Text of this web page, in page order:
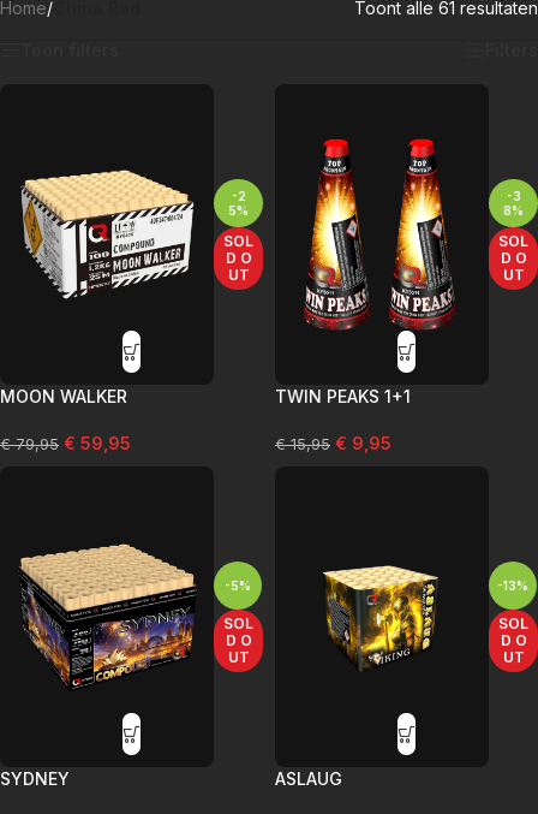
Home/ Toont alle 61 resultaten
-2
5%
SOL
D O
UT
MOON WALKER
€79,95 € 59,95
-3
8%
SOL
D O
UT
TWIN PEAKS 1+1
€15,95 € 9,95
-5%
SOL
D O
UT
SYDNEY
-13%
SOL
D O
UT
ASLAUG